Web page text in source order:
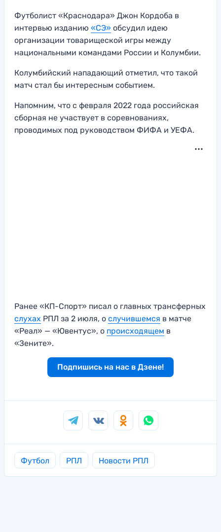
Футболист «Краснодара» Джон Кордоба в
интервью изданию «СЭ» обсудил идею
организации товарищеской игры между
национальными командами России и Колумбии.
Колумбийский нападающий отметил, что такой
матч стал бы интересным событием.
Напомним, что с февраля 2022 года российская
сборная не участвует в соревнованиях,
проводимых под руководством ФИФА и УЕФА.
Ранее «КП-Спорт» писал о главных трансферных
слухах РПЛ за 2 июля, о случившемся в матче
«Реал» — «Ювентус», о происходящем в
«Зените».
Подпишись на нас в Дзене!
Футбол РПЛ Новости РПЛ